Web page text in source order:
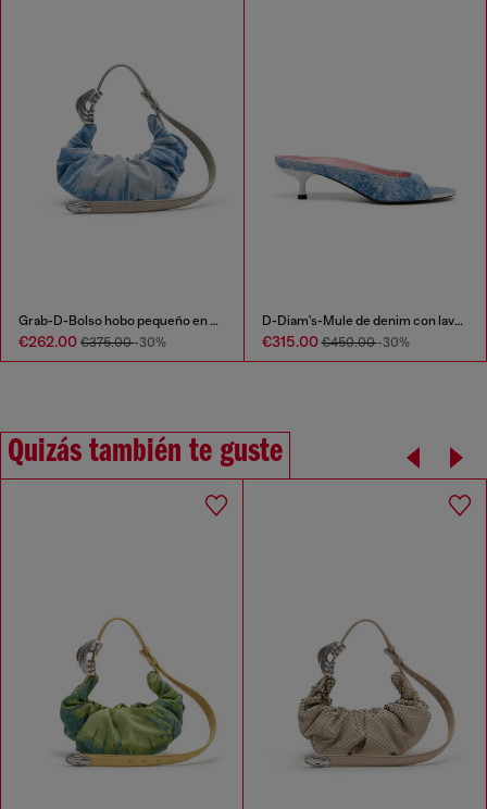
Grab-D-Bolso hobo pequeño en denim satinado arrugado
€262.00 €375.00-30%
D-Diam's-Mule de denim con lavado oscuro y Oval D flotante
€315.00€450.00-30%
Quizás también te guste